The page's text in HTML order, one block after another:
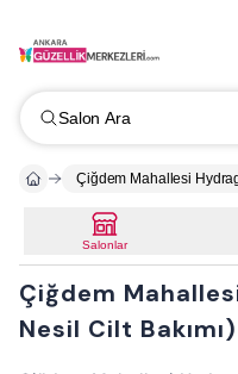
Salon Ara
Çiğdem Mahallesi
Salonlar
Çiğdem
Nesil Cilt Bakımı)